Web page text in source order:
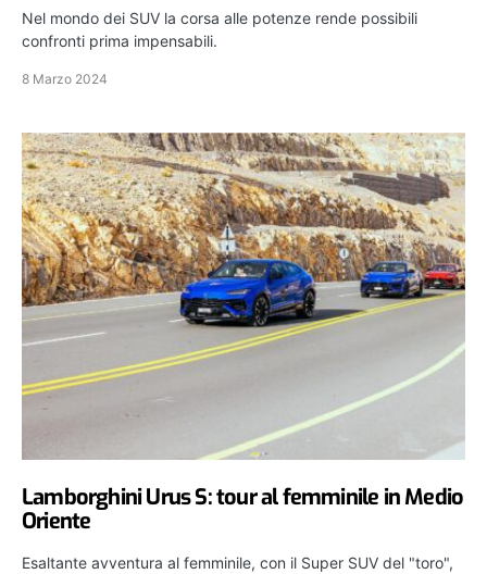
Nel mondo dei SUV la corsa alle potenze rende possibili
confronti prima impensabili.
8 Marzo 2024
Lamborghini Urus S: tour al femminile in Medio
Oriente
Esaltante avventura al femminile, con il Super SUV del "toro",